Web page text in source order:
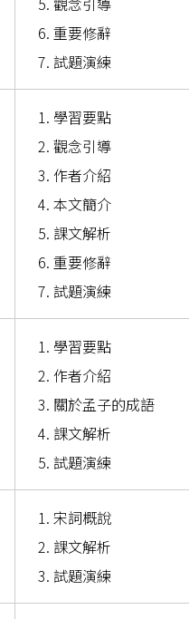
重要修辭
試題演練
學習要點
觀念引導
作者介紹
本文簡介
課文解析
重要修辭
試題演練
學習要點
作者介紹
關於孟子的成語
課文解析
試題演練
宋詞概說
課文解析
試題演練